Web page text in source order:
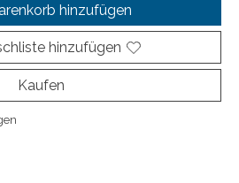
hinzufügen
hinzufügen
Kaufen